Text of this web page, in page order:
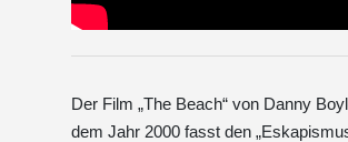
Der Film „The Beach“ von Danny
dem Jahr 2000 fasst den